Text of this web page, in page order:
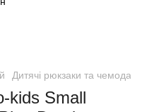
Дитячі рюкзаки та чемодани
kids Small